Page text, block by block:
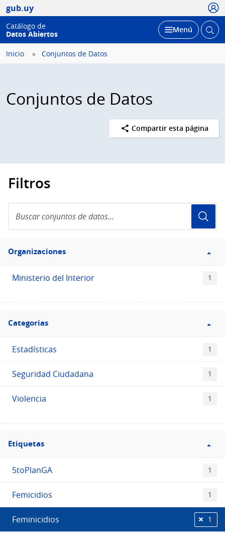
gub.uy
Catálogo de
Datos Abiertos
Desplegar
Menú Abrir
Inicio Conjuntos de Datos
Conjuntos de Datos
Compartir esta página
Filtros
conjuntos
de
Filtro
Organizaciones
Organizaciones
Ministerio del Interior 1
Filtro
Categorias
Categorias
Estadísticas 1
Seguridad Ciudadana 1
Violencia 1
Filtro
Etiquetas
Etiquetas
5toPlanGA 1
Femicidios 1
Feminicidios 1